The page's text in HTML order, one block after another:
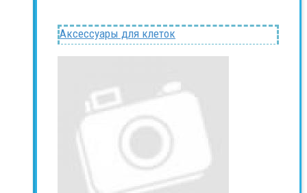
Аксессуары для клеток